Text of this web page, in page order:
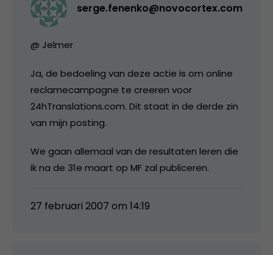
serge.fenenko@novocortex.com
@ Jelmer
Ja, de bedoeling van deze actie is om online
reclamecampagne te creeren voor
24hTranslations.com. Dit staat in de derde zin
van mijn posting.
We gaan allemaal van de resultaten leren die
ik na de 31e maart op MF zal publiceren.
27 februari 2007 om 14:19